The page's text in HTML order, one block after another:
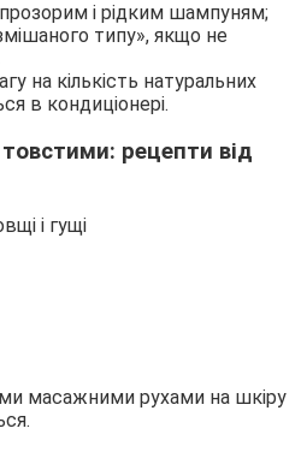
і рідким шампуням;
типу», якщо не
на кількість натуральних
в кондиціонері.
рецепти від
масажними рухами на шкіру